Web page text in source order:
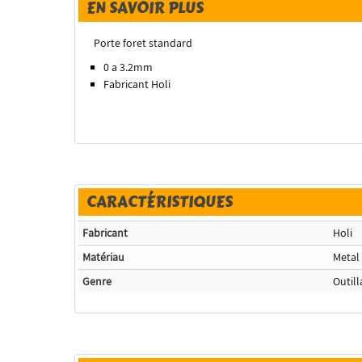
EN SAVOIR PLUS
Porte foret standard
0 a 3.2mm
Fabricant Holi
CARACTÉRISTIQUES
Fabricant
Holi
Matériau
Metal
Genre